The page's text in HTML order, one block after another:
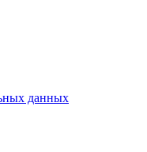
данных